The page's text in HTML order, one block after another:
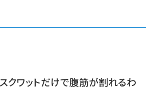
クワットだけで腹筋が割れるわ